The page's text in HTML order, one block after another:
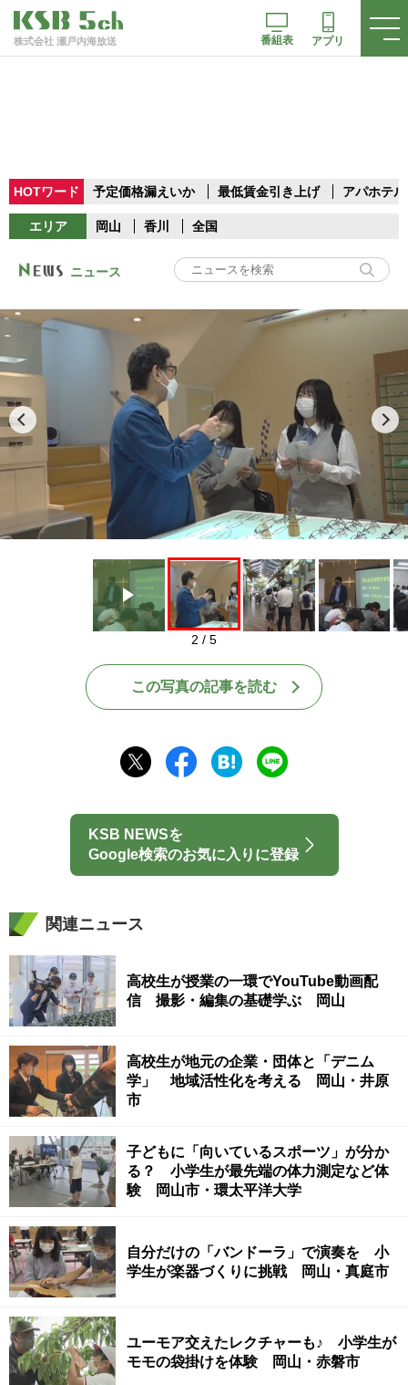
株式会社 瀬戸内海放送 番組表 アプリ
HOTワード 予定価格漏えいか 最低賃金引き上げ アパホテル
エリア 岡山 香川 全国
ニュース
Play
2 / 5
この写真の記事を読む
KSB NEWSを
Google検索のお気に入りに登録
関連ニュース
高校生が授業の一環でYouTube動画配
信 撮影・編集の基礎学ぶ 岡山
高校生が地元の企業・団体と「デニム
学」 地域活性化を考える 岡山・井原
市
子どもに「向いているスポーツ」が分か
る？ 小学生が最先端の体力測定など体
験 岡山市・環太平洋大学
自分だけの「バンドーラ」で演奏を 小
学生が楽器づくりに挑戦 岡山・真庭市
ユーモア交えたレクチャーも♪ 小学生が
モモの袋掛けを体験 岡山・赤磐市